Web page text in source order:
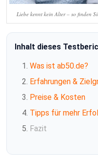
Liebe kennt kein Alter – so finden
Inhalt dieses
Was ist ab50.de?
Erfahrungen &
Preise & Kosten
Tipps für mehr
Fazit